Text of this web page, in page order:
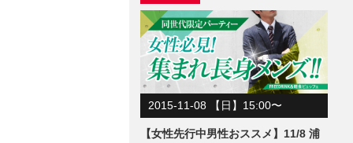
2015-11-08 【日】15:00〜
【女性先行中男性おススメ】11/8 浦